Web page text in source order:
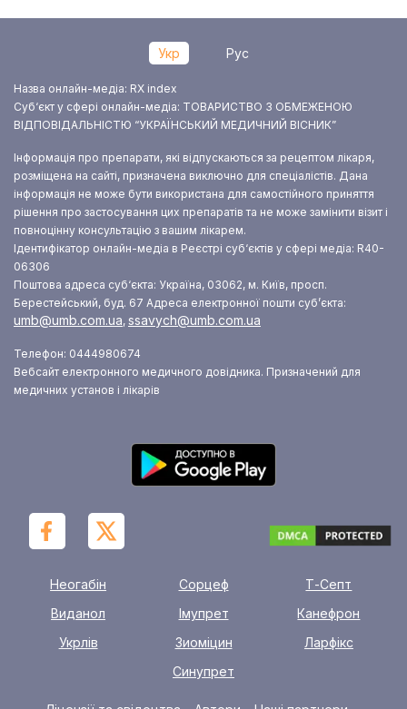
Укр Рус
Назва онлайн-медіа: RX index
Суб‘єкт у сфері онлайн-медіа: ТОВАРИСТВО З ОБМЕЖЕНОЮ
ВІДПОВІДАЛЬНІСТЮ “УКРАЇНСЬКИЙ МЕДИЧНИЙ ВІСНИК”
Інформація про препарати, які відпускаються за рецептом лікаря,
розміщена на сайті, призначена виключно для спеціалістів. Дана
інформація не може бути використана для самостійного приняття
рішення про застосування цих препаратів та не може замінити візит і
повноцінну консультацію з вашим лікарем.
Ідентифікатор онлайн-медіа в Реєстрі суб‘єктів у сфері медіа: R40-
06306
Поштова адреса суб‘єкта: Україна, 03062, м. Київ, просп.
Берестейський, буд. 67 Адреса електронної пошти суб’єкта:
umb@umb.com.ua, ssavych@umb.com.ua
Телефон: 0444980674
Вебсайт електронного медичного довідника. Призначений для
медичних установ і лікарів
Неогабін Сорцеф
Т-Септ
Виданол
Імупрет
Канефрон
Укрлів
Зиоміцин
Ларфікс
Синупрет